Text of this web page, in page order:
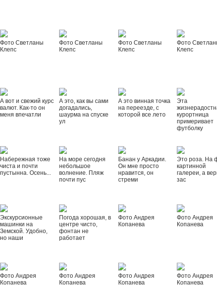
Фото Светланы
Клепс
Фото Светланы
Клепс
Фото Светланы
Клепс
Фото
Клепс
А вот и свежий курс
валют. Как-то он
меня впечатли
А это, как вы сами
догадались,
шаурма на спуске
ул
А это винная точка
на переезде, с
которой все лето
Эта
курортница
примеривает
футболку
Набережная тоже
чиста и почти
пустынна. Осень...
На море сегодня
небольшое
волнение. Пляж
почти пус
Банан у Аркадии.
Он мне просто
нравится, он
стреми
Это роза. На
картинной
галереи, а
зас
Экскурсионные
машинки на
Земской. Удобно,
но наши
Погода хорошая, в
центре чисто,
фонтан не
работает
Фото Андрея
Копанева
Фото Андрея
Копанева
Фото Андрея
Копанева
Фото Андрея
Копанева
Фото Андрея
Копанева
Фото Андрея
Копанева